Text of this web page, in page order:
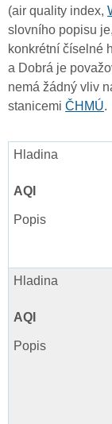
(air quality index,
slovního popisu
konkrétní číselné
a Dobrá je
nemá žádný vliv
stanicemi ČHMÚ.